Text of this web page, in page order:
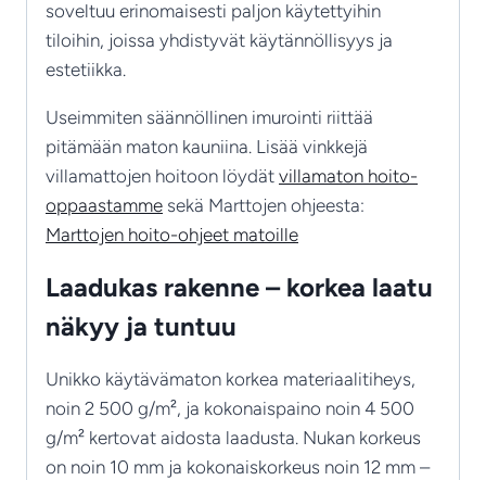
soveltuu erinomaisesti paljon käytettyihin
tiloihin, joissa yhdistyvät käytännöllisyys ja
estetiikka.
Useimmiten säännöllinen imurointi riittää
pitämään maton kauniina. Lisää vinkkejä
villamattojen hoitoon löydät villamaton hoito-
oppaastamme sekä Marttojen ohjeesta:
Marttojen hoito-ohjeet matoille
Laadukas rakenne – korkea laatu
näkyy ja tuntuu
Unikko käytävämaton korkea materiaalitiheys,
noin 2 500 g/m², ja kokonaispaino noin 4 500
g/m² kertovat aidosta laadusta. Nukan korkeus
on noin 10 mm ja kokonaiskorkeus noin 12 mm –